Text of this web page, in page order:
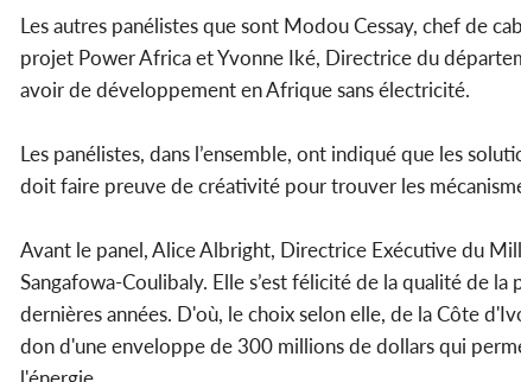
Les autres panélistes que sont Modou Cessay, chef de
projet Power Africa et Yvonne Iké, Directrice du
avoir de développement en Afrique sans électricité.
Les panélistes, dans l’ensemble, ont indiqué que les
doit faire preuve de créativité pour trouver les
Avant le panel, Alice Albright, Directrice Exécutive du
Sangafowa-Coulibaly. Elle s’est félicité de la qualité de
dernières années. D'où, le choix selon elle, de la Côte
don d'une enveloppe de 300 millions de dollars qui